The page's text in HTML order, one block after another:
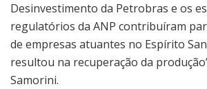
Desinvestimento da Petrobras e os
regulatórios da ANP contribuíram
de empresas atuantes no Espírito
resultou na recuperação da
Samorini.